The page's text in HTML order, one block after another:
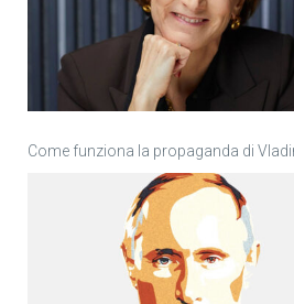
Come funziona la propaganda di